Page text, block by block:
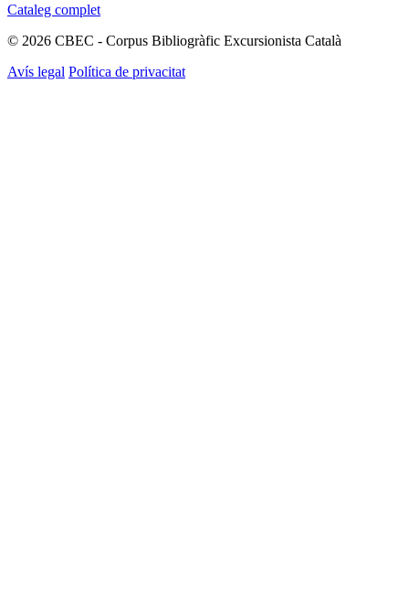
Cataleg complet
© 2026 CBEC - Corpus Bibliogràfic Excursionista Català
Avís legal Política de privacitat